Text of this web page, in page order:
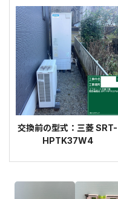
交換前の型式：三菱 SRT-
HPTK37W4